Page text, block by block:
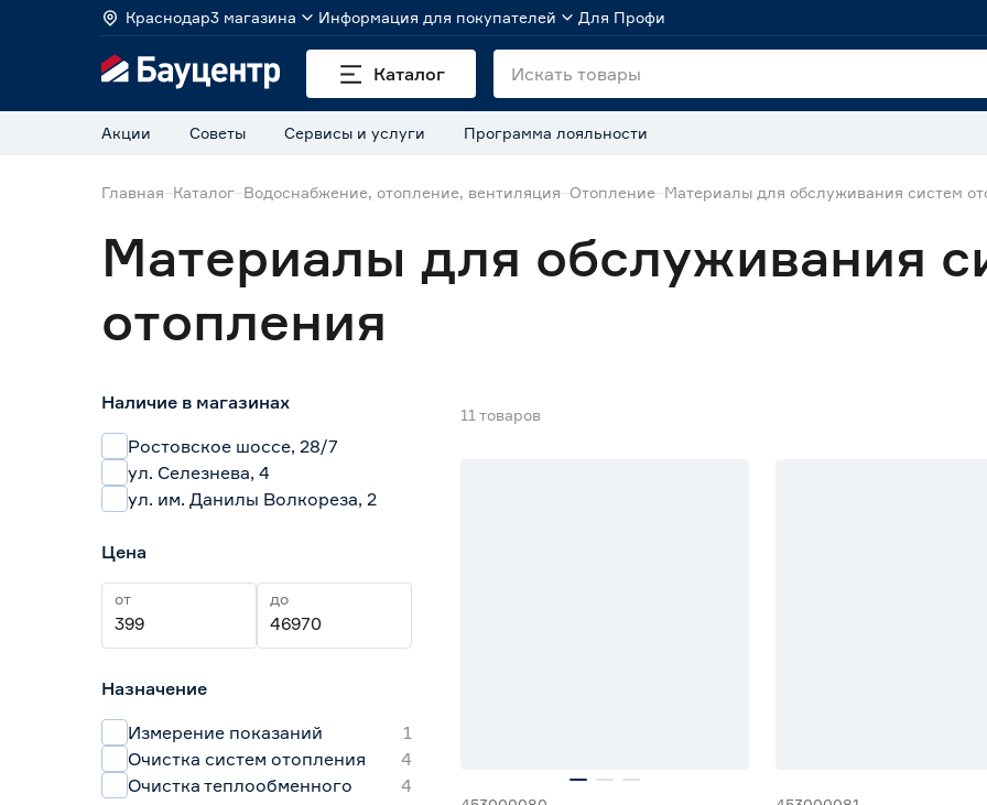
Краснодар3 магазина Информация для покупателей Для Профи
Каталог
Акции Советы Сервисы и услуги Программа лояльности
Главная Каталог Водоснабжение, отопление, вентиляция Отопление Материалы для обслуживания систем
Материалы для обслуживания
отопления
Наличие в магазинах
Ростовское шоссе, 28/7
ул. Селезнева, 4
ул. им. Данилы Волкореза, 2
Цена
от до
Назначение
Измерение показаний
1
Очистка систем отопления
4
Очистка теплообменного
4
11 товаров